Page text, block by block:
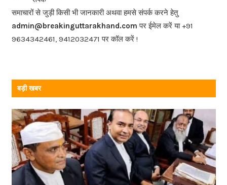
o
o
k
समाचारों से जुड़ी किसी भी जानकारी अथवा हमसे संपर्क करने हेतु
admin@breakinguttarakhand.com पर ईमेल करें या +91
9634342461, 9412032471 पर कॉल करें !
बड़ी खबर